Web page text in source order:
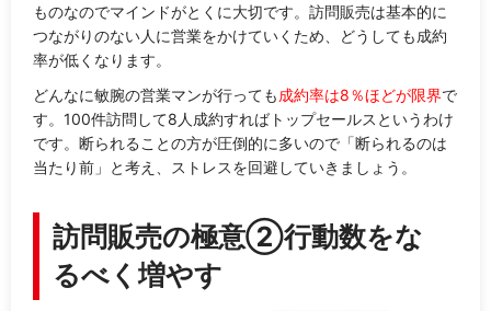
ものなのでマインドがとくに大切です。訪問販売は基本的に
つながりのない人に営業をかけていくため、どうしても成約
率が低くなります。
どんなに敏腕の営業マンが行っても成約率は8％ほどが限界で
す。100件訪問して8人成約すればトップセールスというわけ
です。断られることの方が圧倒的に多いので「断られるのは
当たり前 」と考え、ストレスを回避していきましょう。
訪問販売の極意②行動数をな
るべく増やす